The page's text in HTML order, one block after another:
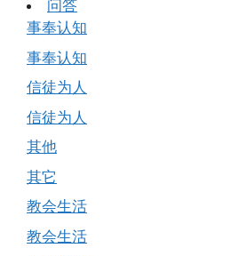
问答
事奉认知
事奉认知
信徒为人
信徒为人
其他
其它
教会生活
教会生活